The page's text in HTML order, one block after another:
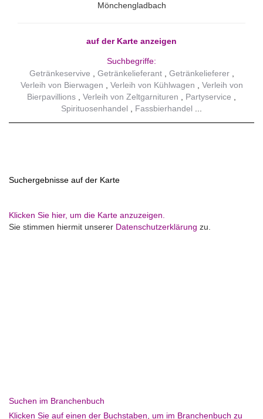
Mönchengladbach
auf der Karte anzeigen
Suchbegriffe:
Getränkeservive
Getränkelieferant
Getränkelieferer
Verleih von Bierwagen
Verleih von Kühlwagen
Verleih von
Bierpavillions
Verleih von Zeltgarnituren
Partyservice
Spirituosenhandel
Fassbierhandel
Suchergebnisse auf der Karte
Klicken Sie hier, um die Karte anzuzeigen.
Sie stimmen hiermit unserer Datenschutzerklärung zu.
Suchen im Branchenbuch
Klicken Sie auf einen der Buchstaben, um im Branchenbuch zu